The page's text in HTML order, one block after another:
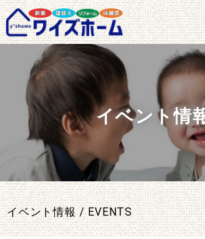
イベント情
イベント情報 / EVENTS